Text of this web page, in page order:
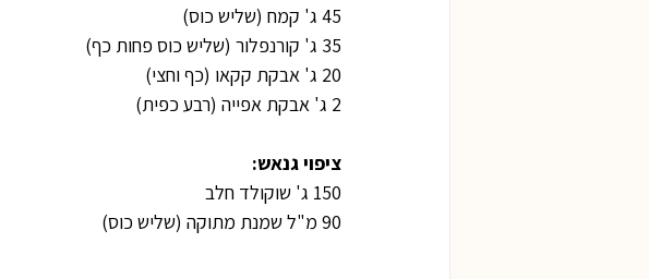
45 ג' קמח (שליש כוס)
35 ג' קורנפלור (שליש כוס פחות כף)
20 ג' אבקת קקאו (כף וחצי)
2 ג' אבקת אפייה (רבע כפית)
ציפוי גנאש:
150 ג' שוקולד חלב
90 מ"ל שמנת מתוקה (שליש כוס)